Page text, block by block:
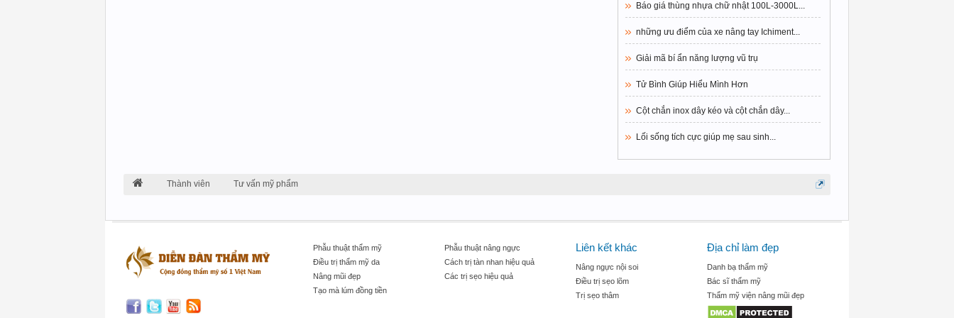
Báo giá thùng nhựa chữ nhật 100L-3000L...
những ưu điểm của xe nâng tay Ichiment...
Giải mã bí ẩn năng lượng vũ trụ
Tử Bình Giúp Hiểu Mình Hơn
Cột chắn inox dây kéo và cột chắn dây...
Lối sống tích cực giúp mẹ sau sinh...
Thành viên Tư vấn mỹ phẩm
Phẫu thuật thẩm mỹ
Điều trị thẩm mỹ da
Nâng mũi đẹp
Tạo mà lúm đồng tiền
Phẫu thuật nâng ngực
Cách trị tàn nhan hiệu quả
Các trị sẹo hiệu quả
Liên kết khác
Nâng ngực nội soi
Điều trị sẹo lõm
Trị sẹo thâm
Địa chỉ làm đẹp
Danh bạ thẩm mỹ
Bác sĩ thẩm mỹ
Thẩm mỹ viện nâng mũi đẹp